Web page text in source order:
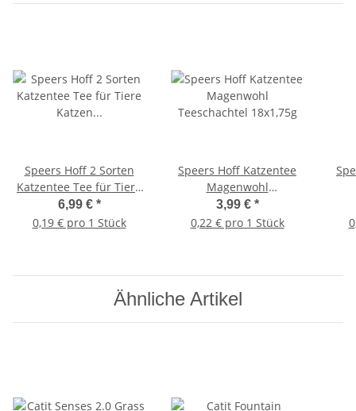
Speers Hoff 2 Sorten
Katzentee Tee für Tiere
Katzen Kitten Kater -
Mehr als nur Wasser!
6,99 € *
0,19 € pro 1 Stück
Speers Hoff Katzentee
Magenwohl
Teeschachtel 18x1,75g
3,99 € *
0,22 € pro 1 Stück
Ähnliche Artikel